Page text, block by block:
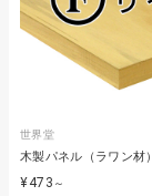
世界堂
木製パネル（ラワン材
¥473 ～